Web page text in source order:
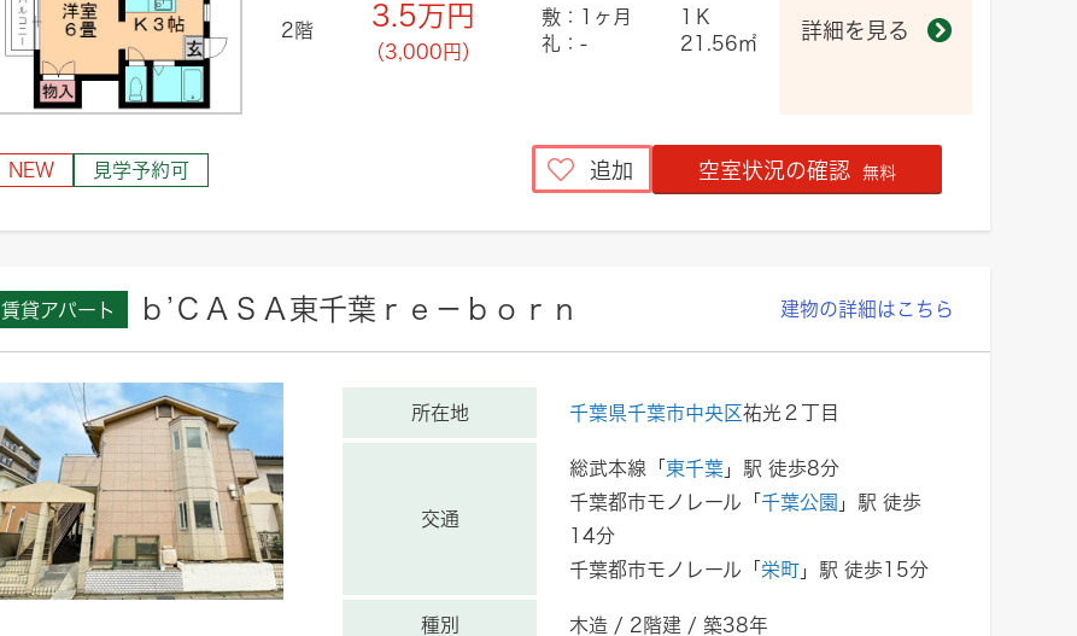
2階 3.5万円
（3,000円）
敷：1ヶ月
礼：-
1Ｋ
21.56㎡
詳細を見る
NEW 見学予約可 追加 空室状況の確認 無料
賃貸アパート ｂ’ＣＡＳＡ東千葉ｒｅ－ｂｏｒｎ 建物の詳細はこちら
所在地 千葉県千葉市中央区祐光２丁目
交通
総武本線「 東千葉 」駅 徒歩8分
千葉都市モノレール「 千葉公園 」駅 徒歩
14分
千葉都市モノレール「 栄町 」駅 徒歩15分
種別 木造 / 2階建 / 築38年